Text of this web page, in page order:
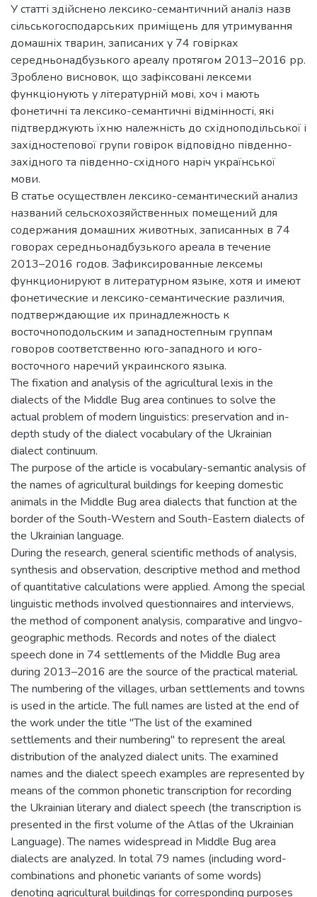
У статті здійснено лексико-семантичний аналіз назв
сільськогосподарських приміщень для утримування
домашніх тварин, записаних у 74 говірках
середньонадбузького ареалу протягом 2013–2016 рр.
Зроблено висновок, що зафіксовані лексеми
функціонують у літературній мові, хоч і мають
фонетичні та лексико-семантичні відмінності, які
підтверджують їхню належність до східноподільської і
західностепової групи говірок відповідно південно-
західного та південно-східного наріч української
мови.
В статье осуществлен лексико-семантический анализ
названий сельскохозяйственных помещений для
содержания домашних животных, записанных в 74
говорах середньонадбузького ареала в течение
2013–2016 годов. Зафиксированные лексемы
функционируют в литературном языке, хотя и имеют
фонетические и лексико-семантические различия,
подтверждающие их принадлежность к
восточноподольским и западностепным группам
говоров соответственно юго-западного и юго-
восточного наречий украинского языка.
The fixation and analysis of the agricultural lexis in the
dialects of the Middle Bug area continues to solve the
actual problem of modern linguistics: preservation and in-
depth study of the dialect vocabulary of the Ukrainian
dialect continuum.
The purpose of the article is vocabulary-semantic analysis of
the names of agricultural buildings for keeping domestic
animals in the Middle Bug area dialects that function at the
border of the South-Western and South-Eastern dialects of
the Ukrainian language.
During the research, general scientific methods of analysis,
synthesis and observation, descriptive method and method
of quantitative calculations were applied. Among the special
linguistic methods involved questionnaires and interviews,
the method of component analysis, comparative and lingvo-
geographic methods. Records and notes of the dialect
speech done in 74 settlements of the Middle Bug area
during 2013–2016 are the source of the practical material.
The numbering of the villages, urban settlements and towns
is used in the article. The full names are listed at the end of
the work under the title "The list of the examined
settlements and their numbering" to represent the areal
distribution of the analyzed dialect units. The examined
names and the dialect speech examples are represented by
means of the common phonetic transcription for recording
the Ukrainian literary and dialect speech (the transcription is
presented in the first volume of the Atlas of the Ukrainian
Language). The names widespread in Middle Bug area
dialects are analyzed. In total 79 names (including word-
combinations and phonetic variants of some words)
denoting agricultural buildings for corresponding purposes